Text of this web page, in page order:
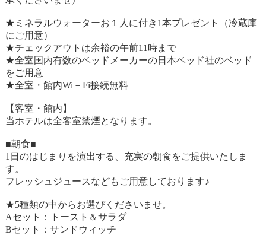
★ミネラルウォーターお１人に付き1本プレゼント（冷蔵庫
にご用意）
★チェックアウトは余裕の午前11時まで
★全室国内有数のベッドメーカーの日本ベッド社のベッド
をご用意
★全室・館内Wi－Fi接続無料
【客室・館内】
当ホテルは全客室禁煙となります。
■朝食■
1日のはじまりを演出する、充実の朝食をご提供いたしま
す。
フレッシュジュースなどもご用意しております♪
★5種類の中からお選びくださいませ。
Aセット：トースト＆サラダ
Bセット：サンドウィッチ